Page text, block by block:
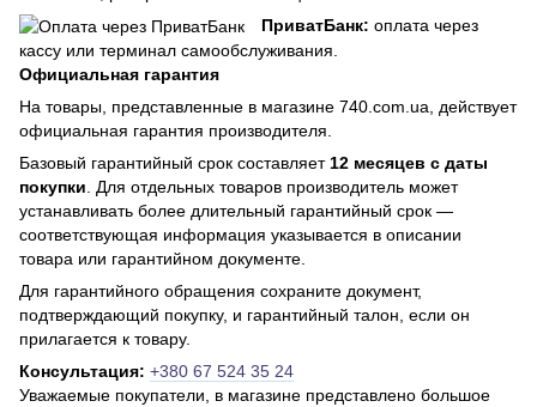
ПриватБанк: оплата через
кассу или терминал самообслуживания.
Официальная гарантия
На товары, представленные в магазине 740.com.ua, действует
официальная гарантия производителя.
Базовый гарантийный срок составляет 12 месяцев с даты
покупки . Для отдельных товаров производитель может
устанавливать более длительный гарантийный срок —
соответствующая информация указывается в описании
товара или гарантийном документе.
Для гарантийного обращения сохраните документ,
подтверждающий покупку, и гарантийный талон, если он
прилагается к товару.
Консультация: +380 67 524 35 24
Уважаемые покупатели, в магазине представлено большое